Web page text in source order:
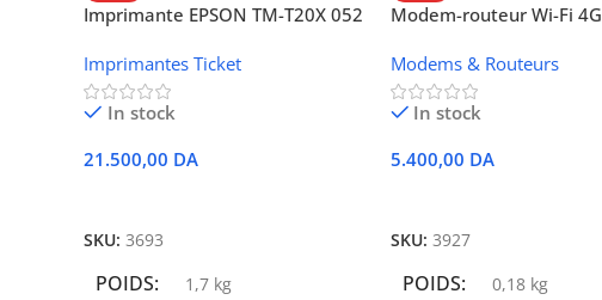
Imprimante EPSON TM-T20X 052
Imprimantes Ticket
In stock
21.500,00 DA
SKU: 3693
POIDS 1,7 kg
Modem-routeur Wi-Fi 4G
Modems & Routeurs
In stock
5.400,00 DA
SKU: 3927
POIDS 0,18 kg